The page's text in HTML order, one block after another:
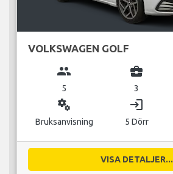
VOLKSWAGEN GOLF
group
5
business_center
3
miscellaneous_services
Bruksanvisning
login
5 Dörr
VISA DETALJER...